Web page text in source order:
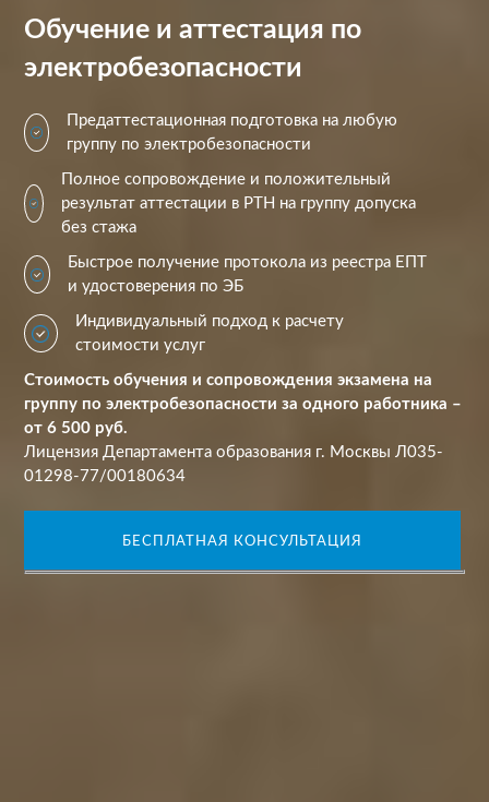
Обучение и аттестация по
электробезопасности
Предаттестационная подготовка на любую
группу по электробезопасности
Полное сопровождение и положительный
результат аттестации в РТН на группу допуска
без стажа
Быстрое получение протокола из реестра ЕПТ
и удостоверения по ЭБ
Индивидуальный подход к расчету
стоимости услуг
Стоимость обучения и сопровождения экзамена на
группу по электробезопасности за одного работника –
от 6 500 руб.
Лицензия Департамента образования г. Москвы Л035-
01298-77/00180634
БЕСПЛАТНАЯ КОНСУЛЬТАЦИЯ